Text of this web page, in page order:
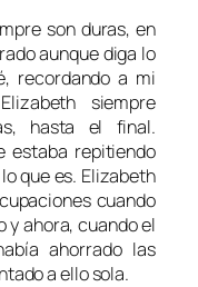
son duras, en
aunque diga lo
recordando a mi
siempre
hasta el final.
estaba repitiendo
que es. Elizabeth
cuando
y ahora, cuando el
ahorrado las
a ello sola.